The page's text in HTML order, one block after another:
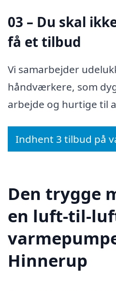
03 – Du skal
få et tilbud
Vi samarbejder
håndværkere, som
arbejde og hurtige til
Indhent 3 tilbud på
Den trygge
en luft-til-
Hinnerup